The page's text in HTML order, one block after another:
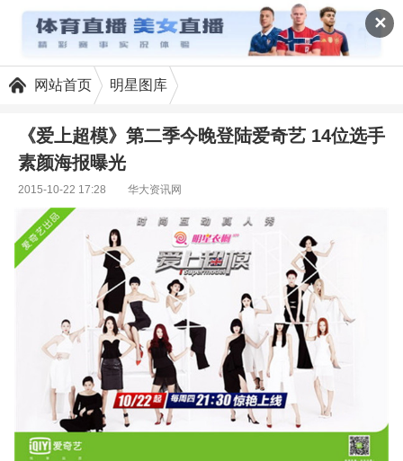
✕
网站首页 明星图库
《爱上超模》第二季今晚登陆爱奇艺 14位选手
素颜海报曝光
2015-10-22 17:28 华大资讯网